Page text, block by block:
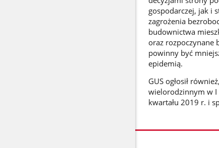
gospodarczej, jak i
zagrożenia
budownictwa
oraz rozpoczynane
powinny być
epidemią.
GUS ogłosił
wielorodzinnym w I
kwartału 2019 r. i